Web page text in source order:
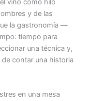
vino como hilo
y de las
la gastronomía —
tiempo para
una técnica y,
contar una historia
en una mesa